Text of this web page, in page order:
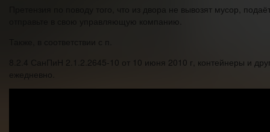
Претензия по поводу того, что из двора не вывозят мусор,
отправьте в свою управляющую компанию.
Также, в соответствии с п.
8.2.4 СанПиН 2.1.2.2645-10 от 10 июня 2010 г, контейнеры и
ежедневно.